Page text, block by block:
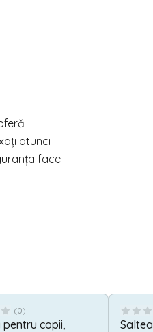
atunci
face
(0)
pentru copii,